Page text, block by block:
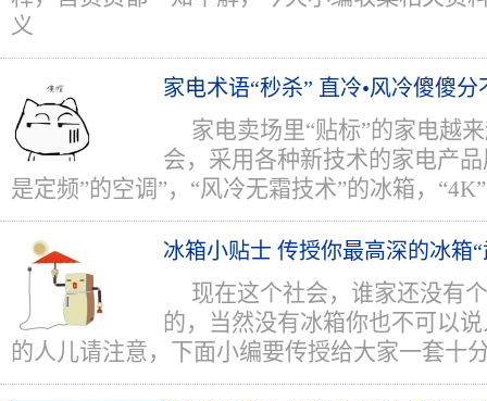
义
家电术语“秒杀” 直冷•风冷傻傻分
家电卖场里“贴标”的家电越
会，采用各种新技术的家电产
是定频”的空调”，“风冷无霜技术”的冰箱，
冰箱小贴士 传授你最高深的冰箱
现在这个社会，谁家还没有
的，当然没有冰箱你也不可以
的人儿请注意，下面小编要传授给大家一套十